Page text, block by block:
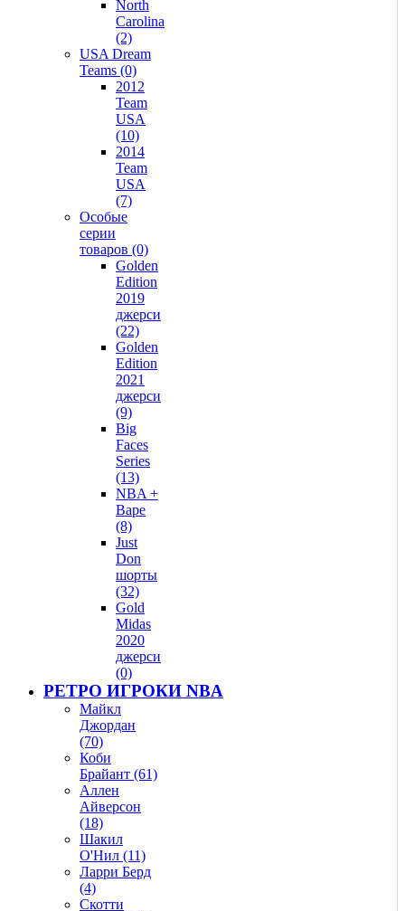
North
Carolina
(2)
USA Dream
Teams (0)
2012
Team
USA
(10)
2014
Team
USA
(7)
Особые
серии
товаров (0)
Golden
Edition
2019
джерси
(22)
Golden
Edition
2021
джерси
(9)
Big
Faces
Series
(13)
NBA +
Bape
(8)
Just
Don
шорты
(32)
Gold
Midas
2020
джерси
(0)
РЕТРО ИГРОКИ NBA
Майкл
Джордан
(70)
Коби
Брайант (61)
Аллен
Айверсон
(18)
Шакил
О'Нил (11)
Ларри Берд
(4)
Скотти